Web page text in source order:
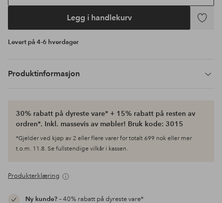
Legg i handlekurv
Legg
Levert på 4-6 hverdager
Produktinformasjon
30% rabatt på dyreste vare* + 15% rabatt på resten av
ordren*. Inkl. massevis av møbler! Bruk kode: 3015
*Gjelder ved kjøp av 2 eller flere varer for totalt 699 nok eller mer
t.o.m. 11.8. Se fullstendige vilkår i kassen.
Produkterklæring
Ny kunde?– 40% rabatt på dyreste vare*